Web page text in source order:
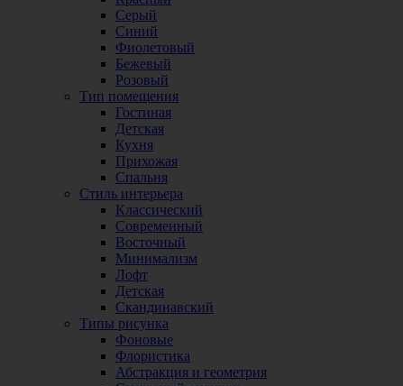
Серый
Синий
Фиолетовый
Бежевый
Розовый
Тип помещения
Гостиная
Детская
Кухня
Прихожая
Спальня
Стиль интерьера
Классический
Современный
Восточный
Минимализм
Лофт
Детская
Скандинавский
Типы рисунка
Фоновые
Флористика
Абстракция и геометрия